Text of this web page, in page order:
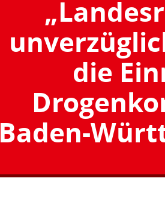
die
Baden-